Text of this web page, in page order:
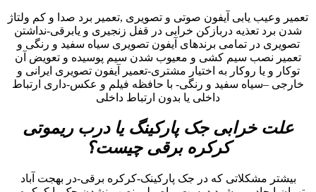
تعمیر وعیب یابی آیفون صوتی و تصویری ,تعمیر برد صدا و کم ولتاژ
شدن برد تعذیه دربازکن خرابی در قفل زنجیری و یابرقی-نداشتن
تصویری در تمامی برندهای آیفون تصویری سیاه سفید و رنگی و
تعمیر نصب سیم کشی و معیوب شدن سیم پوسیده و تعویض آن
توکار و یا روکار به اختیار مشتری-تعمیر آیفون تصویری ایرانی و
خارجی –سیاه سفید و رنگی- با حافظه فیلم و عکس-داری ارتباط
داخلی یا بدون ارتباط داخلی
علت خرابی جک پارکینگ یا درب ریموتی
کرکره برقی چیست؟
بیشتر مشکلاتی که در جک پارکینک-کرکره برقی-در بهجت آباد